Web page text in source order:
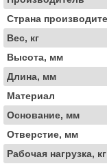
Страна
Вес, кг
Высота, мм
Длина, мм
Материал
Основание, мм
Отверстие, мм
Рабочая нагрузка, кг